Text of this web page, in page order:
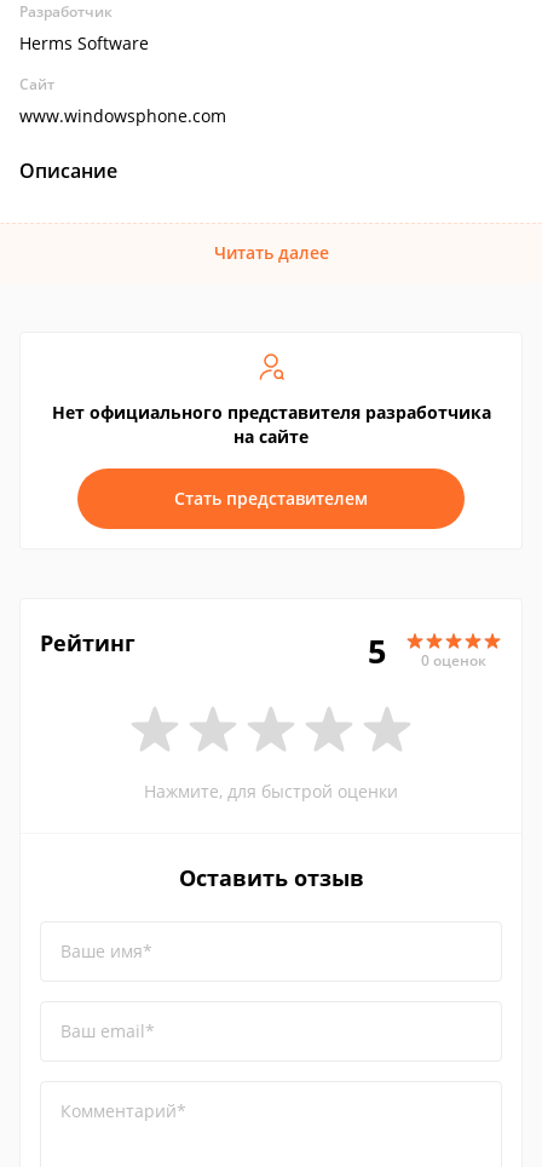
Разработчик
Herms Software
Сайт
www.windowsphone.com
Описание
Читать далее
Нет официального представителя разработчика
на сайте
Стать представителем
Рейтинг 5 0 оценок
Нажмите, для быстрой оценки
Оставить отзыв
Ваше имя*
Ваш email*
Комментарий*